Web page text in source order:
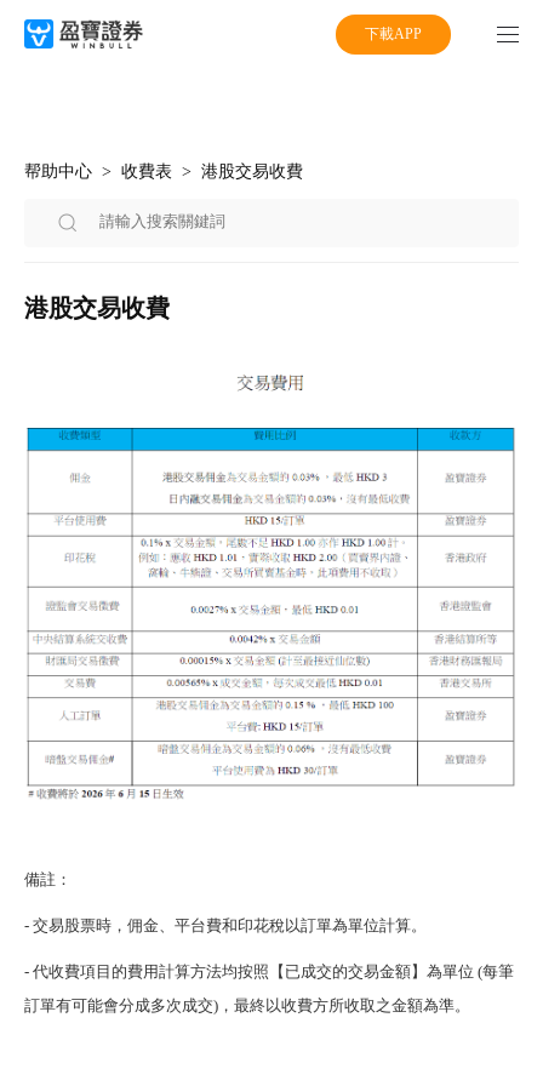
下載APP
帮助中心 收費表 港股交易收費
港股交易收費
備註：
- 交易股票時，佣金、平台費和印花稅以訂單為單位計算。
- 代收費項目的費用計算方法均按照【已成交的交易金額】為單位 (每筆
訂單有可能會分成多次成交)，最終以收費方所收取之金額為準。